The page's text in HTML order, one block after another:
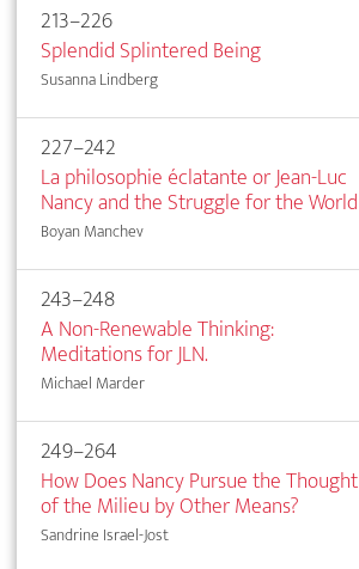
213–226
Splendid Splintered Being
Susanna Lindberg
227–242
La philosophie éclatante or Jean-Luc
Nancy and the Struggle for the World
Boyan Manchev
243–248
A Non-Renewable Thinking:
Meditations for JLN.
Michael Marder
249–264
How Does Nancy Pursue the Thought
of the Milieu by Other Means?
Sandrine Israel-Jost